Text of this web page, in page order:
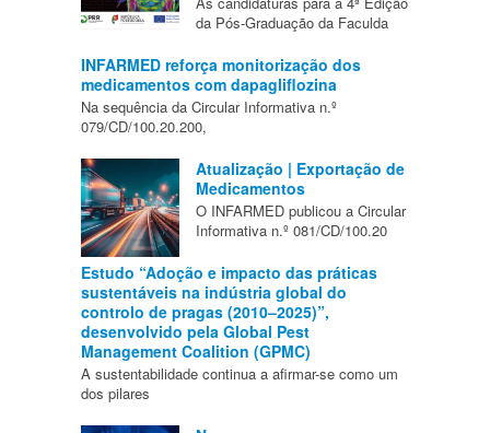
da Pós-Graduação da Faculda
INFARMED reforça monitorização dos
medicamentos com dapagliflozina
Na sequência da Circular Informativa n.º
079/CD/100.20.200,
Atualização | Exportação de
Medicamentos
O INFARMED publicou a Circular
Informativa n.º 081/CD/100.20
Estudo “Adoção e impacto das práticas
sustentáveis na indústria global do
controlo de pragas (2010–2025)”,
desenvolvido pela Global Pest
Management Coalition (GPMC)
A sustentabilidade continua a afirmar-se como um
dos pilares